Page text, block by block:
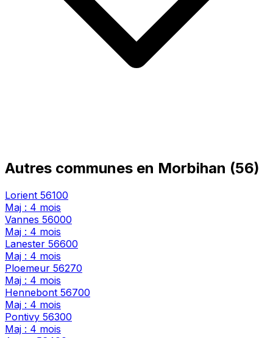
Autres communes en Morbihan (56)
Lorient 56100
Maj : 4 mois
Vannes 56000
Maj : 4 mois
Lanester 56600
Maj : 4 mois
Ploemeur 56270
Maj : 4 mois
Hennebont 56700
Maj : 4 mois
Pontivy 56300
Maj : 4 mois